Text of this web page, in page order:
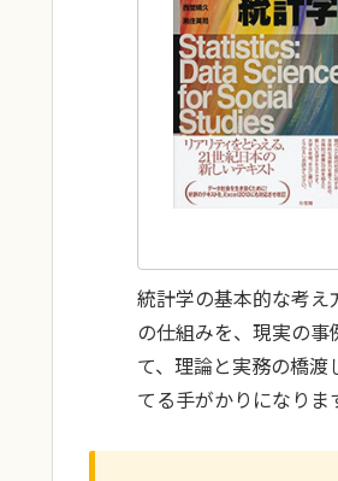
統計学の基本的な考
の仕組みを、現実の
て、理論と実務の橋
てる手がかりになりま